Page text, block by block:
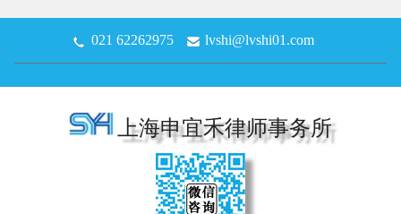
021 62262975 lvshi@lvshi01.com
上海申宜禾律师事务所